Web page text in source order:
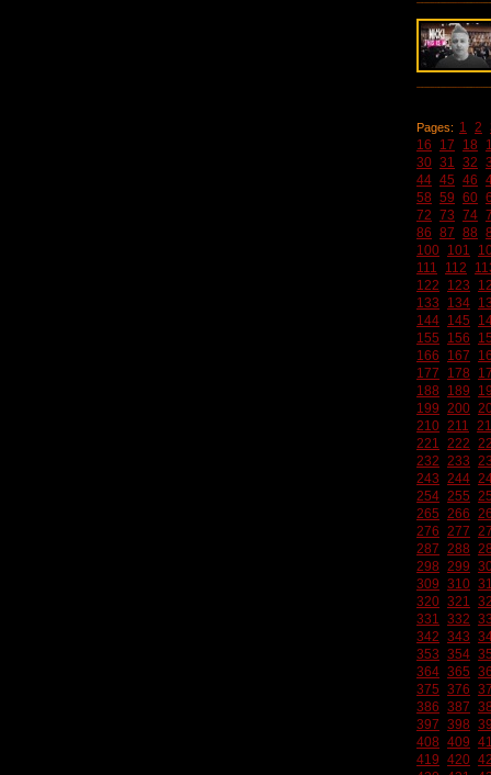
Pages: 1 2
16
17 18
30 31 32
44 45 46
58 59 60
72 73 74
86 87 88
100 101
111
112
122
123
133
134
144 145
155
156
166
167
177
178
188
189
199 200
210 211
221 222
232 233
243 244
254 255
265 266
276 277
287 288
298 299
309 310
320 321
331 332
342 343
353 354
364 365
375 376
386 387
397 398
408 409
419 420